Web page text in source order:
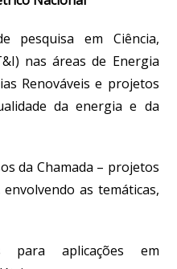
pesquisa em Ciência,
nas áreas de Energia
Renováveis e projetos
da energia e da
da Chamada – projetos
as temáticas,
para aplicações em